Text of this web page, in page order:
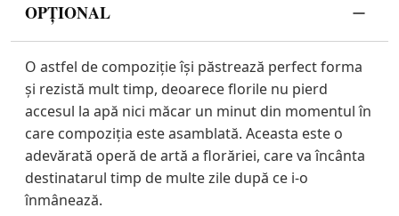
OPȚIONAL
O astfel de compoziție își păstrează perfect forma
și rezistă mult timp, deoarece florile nu pierd
accesul la apă nici măcar un minut din momentul în
care compoziția este asamblată. Aceasta este o
adevărată operă de artă a florăriei, care va încânta
destinatarul timp de multe zile după ce i-o
înmânează.